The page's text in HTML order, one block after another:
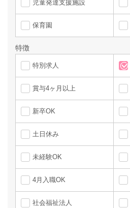
児童発達支援施設
保育園
特徴
特別求人
賞与4ヶ月以上
新卒OK
土日休み
未経験OK
4月入職OK
社会福祉法人